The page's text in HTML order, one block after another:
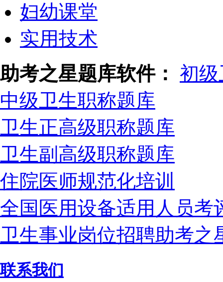
妇幼课堂
实用技术
助考之星题库软件： 初
中级卫生职称题库
卫生正高级职称题库
卫生副高级职称题库
住院医师规范化培训
全国医用设备适用人员考
卫生事业岗位招聘助考之
联系我们